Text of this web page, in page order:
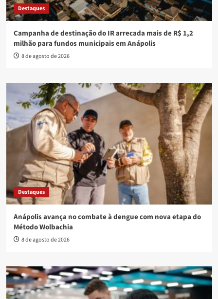
Destaques
Campanha de destinação do IR arrecada mais de R$ 1,2
milhão para fundos municipais em Anápolis
8 de agosto de 2026
Destaques
Anápolis avança no combate à dengue com nova etapa do
Método Wolbachia
8 de agosto de 2026